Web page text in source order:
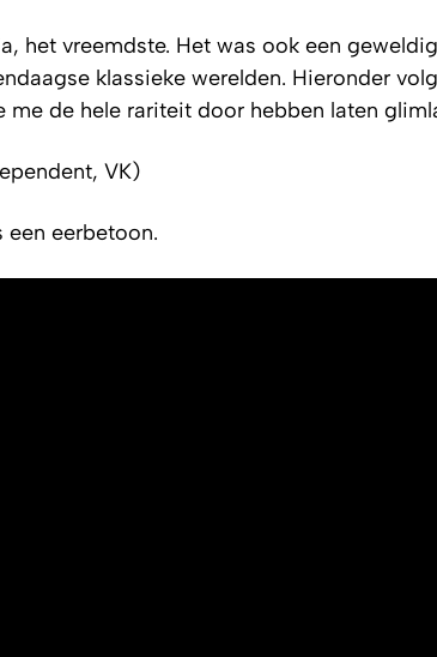
het vreemdste. Het was ook een
klassieke werelden. Hieronder
de hele rariteit door hebben laten
VK)
een eerbetoon.